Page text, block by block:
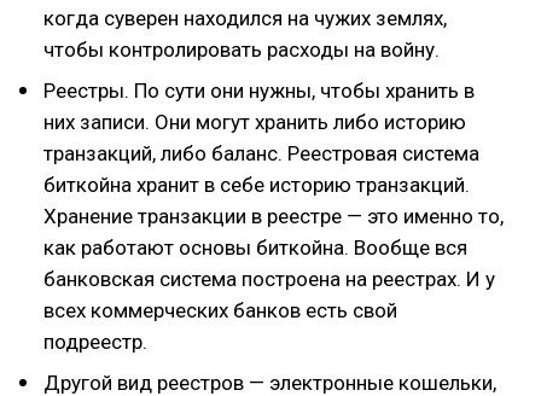
когда суверен находился на чужих землях,
чтобы контролировать расходы на войну.
Реестры. По сути они нужны, чтобы хранить в
них записи. Они могут хранить либо историю
транзакций, либо баланс. Реестровая система
биткойна хранит в себе историю транзакций.
Хранение транзакции в реестре — это именно то,
как работают основы биткойна. Вообще вся
банковская система построена на реестрах. И у
всех коммерческих банков есть свой
подреестр.
Другой вид реестров — электронные кошельки,